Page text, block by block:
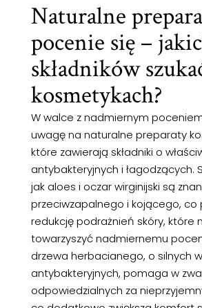
Naturalne
pocenie się –
składników
kosmetykach?
W walce z nadmiernym
uwagę na naturalne preparaty
które zawierają składniki o
antybakteryjnych i łagodzących.
jak aloes i oczar wirginijski są
przeciwzapalnego i kojącego, co
redukcję podrażnień skóry, które
towarzyszyć nadmiernemu
drzewa herbacianego, o silnych
antybakteryjnych, pomaga w
odpowiedzialnych za